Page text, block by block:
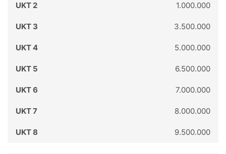
1.000.000
3.500.000
5.000.000
6.500.000
7.000.000
8.000.000
9.500.000